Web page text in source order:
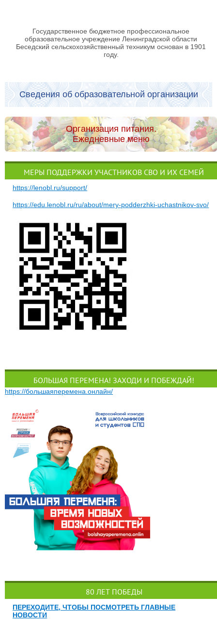
Государственное бюджетное профессиональное
образовательное учреждение Ленинградской области
Беседский сельскохозяйственный техникум основан в 1901
году.
Сведения об образовательной организации
Организация питания.
Ежедневные меню
МЕРЫ ПОДДЕРЖКИ УЧАСТНИКОВ СВО И ИХ СЕМЕЙ
https://lenobl.ru/support/
https://edu.lenobl.ru/ru/about/mery-podderzhki-uchastnikov-svo/
БОЛЬШАЯ ПЕРЕМЕНА! ЗАХОДИ И ПОБЕЖДАЙ!
https://большаяперемена.онлайн/
80 ЛЕТ ПОБЕДЫ
ПЕРЕХОДИТЕ, ЧТОБЫ ПОСМОТРЕТЬ ГЛАВНЫЕ
НОВОСТИ